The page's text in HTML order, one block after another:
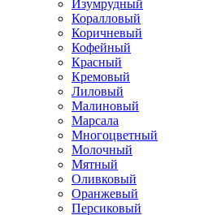
Изумрудный
Коралловый
Коричневый
Кофейный
Красный
Кремовый
Лиловый
Малиновый
Марсала
Многоцветный
Молочный
Мятный
Оливковый
Оранжевый
Персиковый